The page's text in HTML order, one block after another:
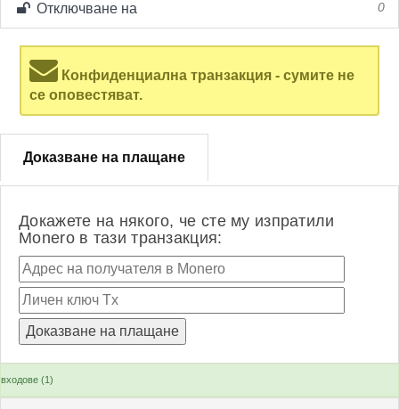
Отключване на 0
Конфиденциална транзакция - сумите не
се оповестяват.
Доказване на плащане
Докажете на някого, че сте му изпратили
Monero в тази транзакция:
входове (1)